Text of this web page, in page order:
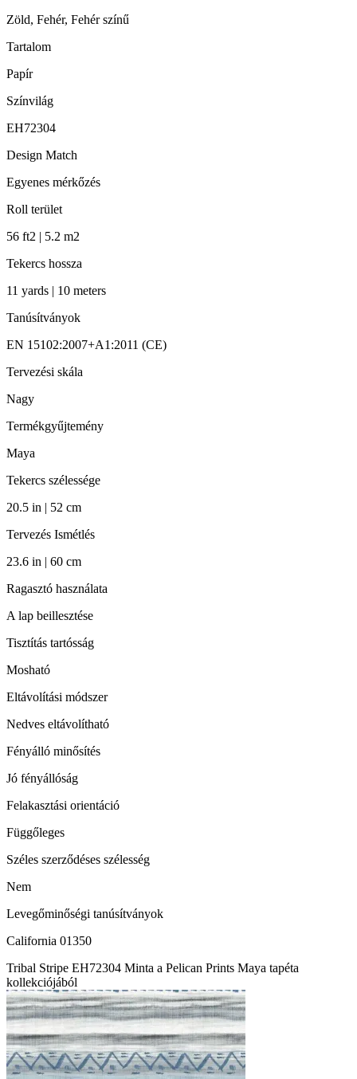
Zöld, Fehér, Fehér színű
Tartalom
Papír
Színvilág
EH72304
Design Match
Egyenes mérkőzés
Roll terület
56 ft2 | 5.2 m2
Tekercs hossza
11 yards | 10 meters
Tanúsítványok
EN 15102:2007+A1:2011 (CE)
Tervezési skála
Nagy
Termékgyűjtemény
Maya
Tekercs szélessége
20.5 in | 52 cm
Tervezés Ismétlés
23.6 in | 60 cm
Ragasztó használata
A lap beillesztése
Tisztítás tartósság
Mosható
Eltávolítási módszer
Nedves eltávolítható
Fényálló minősítés
Jó fényállóság
Felakasztási orientáció
Függőleges
Széles szerződéses szélesség
Nem
Levegőminőségi tanúsítványok
California 01350
Tribal Stripe EH72304 Minta a Pelican Prints Maya tapéta
kollekciójából